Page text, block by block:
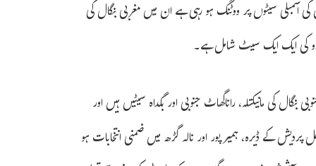
سیٹوں پر ووٹنگ ہو رہی ہے ان میں مغربی بنگال کی
کی ایک ایک سیٹ شامل ہے۔
کی مانیکتلہ، راناگھاٹ جنوبی اور بگداہ سیٹیں ہیں اور
کے ڈیرہ، ہمیر پور اور نالہ گڑھ میں ضمنی انتخابات ہو